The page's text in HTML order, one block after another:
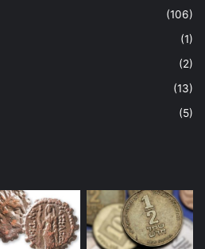
(106)
(1)
(2)
(13)
(5)